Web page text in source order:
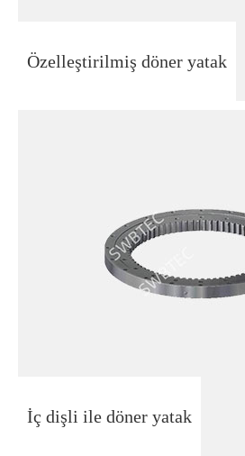
Özelleştirilmiş döner yatak
İç dişli ile döner yatak